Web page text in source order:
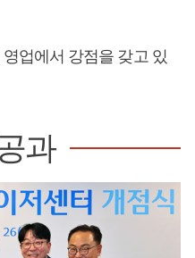
업에서 강점을 갖고 있
과